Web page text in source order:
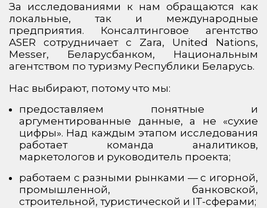
За исследованиями к нам обращаются как
локальные, так и международные
предприятия. Консалтинговое агентство
ASER сотрудничает с Zara, United Nations,
Messer, Беларусбанком, Национальным
агентством по туризму Республики Беларусь.
Нас выбирают, потому что мы:
предоставляем понятные и
аргументированные данные, а не «сухие
цифры». Над каждым этапом исследования
работает команда аналитиков,
маркетологов и руководитель проекта;
работаем с разными рынками — с игорной,
промышленной, банковской,
строительной, туристической и IT-сферами;